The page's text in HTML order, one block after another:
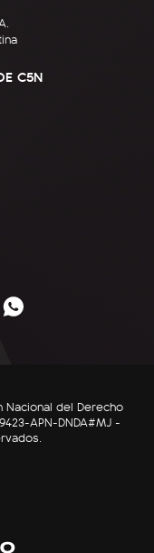
C5N
Nacional del Derecho
APN-DNDA#MJ -